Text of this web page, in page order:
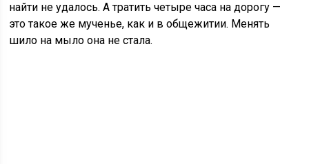
найти не удалось. А тратить четыре часа на дорогу —
это такое же мученье, как и в общежитии. Менять
шило на мыло она не стала.